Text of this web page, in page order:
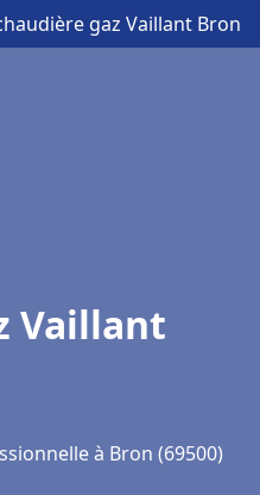
gaz Vaillant Bron
Vaillant
à Bron (69500)